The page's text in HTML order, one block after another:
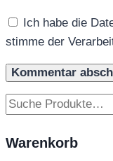
Ich habe die
stimme der
Suchen
Warenkorb